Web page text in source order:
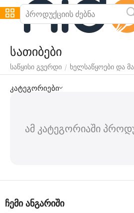
სათიბები
საწყისი გვერდი / ხელსაწყოები და
კატეგორიები
ამ კატეგორიაში
ჩემი ანგარიში